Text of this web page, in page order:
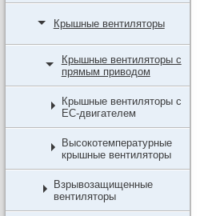
Крышные вентиляторы
Крышные вентиляторы с
прямым приводом
Крышные вентиляторы с
EC-двигателем
Высокотемпературные
крышные вентиляторы
Взрывозащищенные
вентиляторы